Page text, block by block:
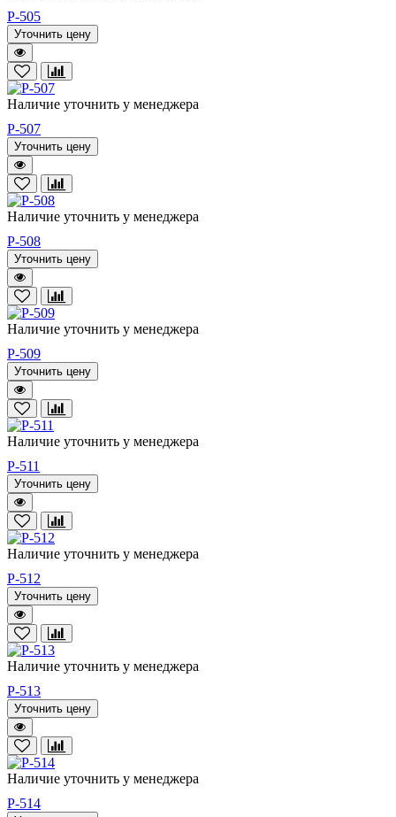
P-505
Уточнить цену
Наличие уточнить у менеджера
P-507
Уточнить цену
Наличие уточнить у менеджера
P-508
Уточнить цену
Наличие уточнить у менеджера
P-509
Уточнить цену
Наличие уточнить у менеджера
P-511
Уточнить цену
Наличие уточнить у менеджера
P-512
Уточнить цену
Наличие уточнить у менеджера
P-513
Уточнить цену
Наличие уточнить у менеджера
P-514